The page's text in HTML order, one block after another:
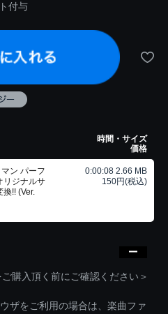
付与
時間・サイズ
価格
マン パーフ
リジナルサ
換!! (Ver.
0:00:08 2.66 MB
150円(税込)
購入頂く前にご確認ください＞
ザをご利用の場合は、楽曲ファ